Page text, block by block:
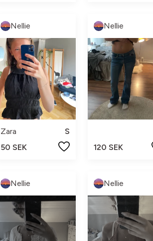
Nellie
Zara
S
50 SEK
Nellie
120 SEK
Nellie Nellie